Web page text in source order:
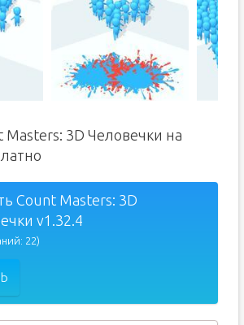
Masters: 3D Человечки на
Count Masters: 3D
v1.32.4
22)